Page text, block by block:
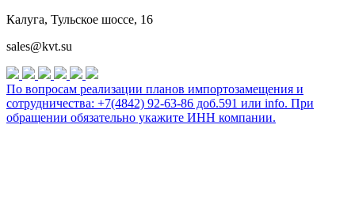
Калуга, Тульское шоссе, 16
sales@kvt.su
По вопросам реализации планов импортозамещения и
сотрудничества: +7(4842) 92-63-86 доб.591 или info. При
обращении обязательно укажите ИНН компании.